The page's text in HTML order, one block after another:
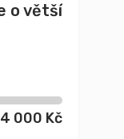
o větší
000 Kč